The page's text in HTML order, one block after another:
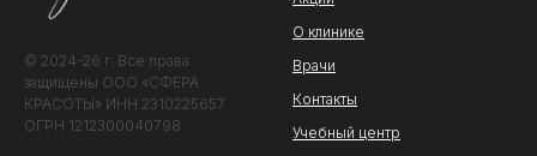
© 2024-26 г. Все права
защищены ООО «СФЕРА
КРАСОТЫ» ИНН 2310225657
ОГРН 1212300040798
О клинике
Врачи
Контакты
Учебный центр